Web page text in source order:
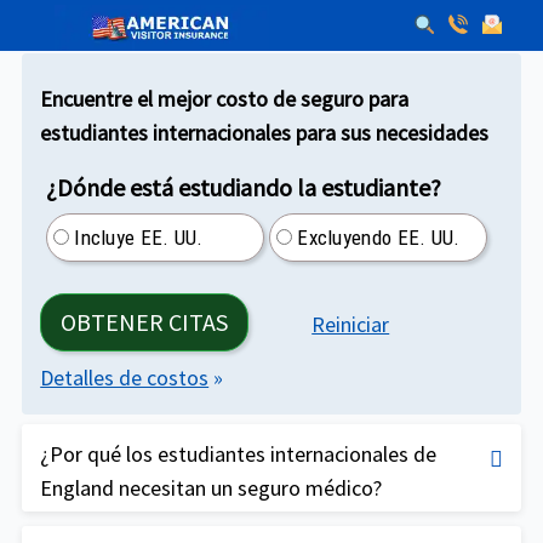
Encuentre el mejor costo de seguro para
estudiantes internacionales para sus necesidades
¿Dónde está estudiando la estudiante?
Incluye EE. UU. Excluyendo EE. UU.
OBTENER CITAS
Reiniciar
Detalles de costos »
¿Por qué los estudiantes internacionales de
England necesitan un seguro médico?